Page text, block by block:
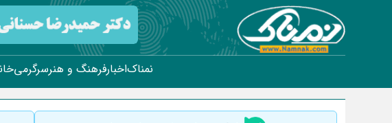
نمناکاخبارفرهنگ و هنرسرگرمی